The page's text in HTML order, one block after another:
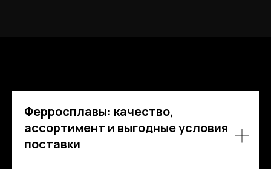
Ферросплавы: качество,
ассортимент и выгодные условия
поставки